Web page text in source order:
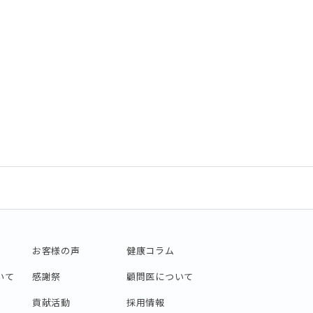
て
お客様の声
感謝祭
貢献活動
健康コラム
顧問医について
採用情報